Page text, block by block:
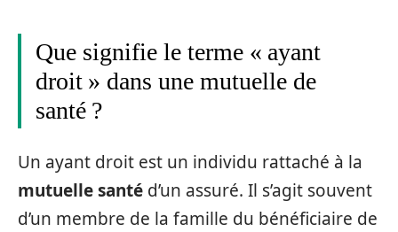
Que signifie le terme « ayant
droit » dans une mutuelle de
santé ?
Un ayant droit est un individu rattaché à la
mutuelle santé d’un assuré. Il s’agit souvent
d’un membre de la famille du bénéficiaire de